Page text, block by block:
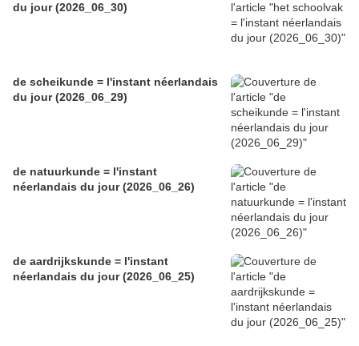
du jour (2026_06_30)
de scheikunde = l'instant néerlandais
du jour (2026_06_29)
de natuurkunde = l'instant
néerlandais du jour (2026_06_26)
de aardrijkskunde = l'instant
néerlandais du jour (2026_06_25)